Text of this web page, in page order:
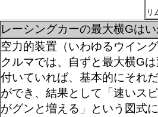
リ
レーシングカーの最大横Gは
空力的装置（いわゆるウイン
クルマでは、自ずと最大横G
付いていれば、基本的にそれ
ができ、結果として「速いス
がグンと増える」という図式